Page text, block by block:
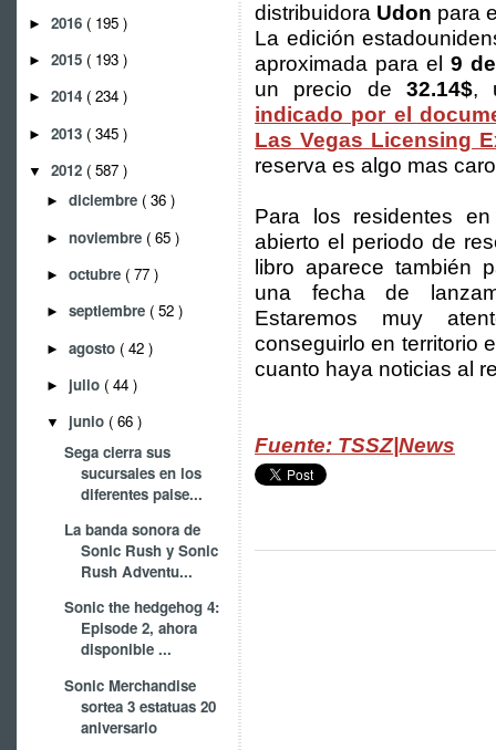
► 2016 ( 195 )
► 2015 ( 193 )
► 2014 ( 234 )
► 2013 ( 345 )
▼ 2012 ( 587 )
► diciembre ( 36 )
► noviembre ( 65 )
► octubre ( 77 )
► septiembre ( 52 )
► agosto ( 42 )
► julio ( 44 )
▼ junio ( 66 )
Sega cierra sus
sucursales en los
diferentes paise...
La banda sonora de
Sonic Rush y Sonic
Rush Adventu...
Sonic the hedgehog 4:
Episode 2, ahora
disponible ...
Sonic Merchandise
sortea 3 estatuas 20
aniversario
distribuidora Udon para
La edición
aproximada para el9
un precio de 32.14$,
indicado por el
Las Vegas Licensing
reserva es algo mas
Para los residentes
abierto el periodo de
libro aparece también
una fecha de
Estaremos muy
conseguirlo en territorio
cuanto haya noticias al
Fuente: TSSZ|News